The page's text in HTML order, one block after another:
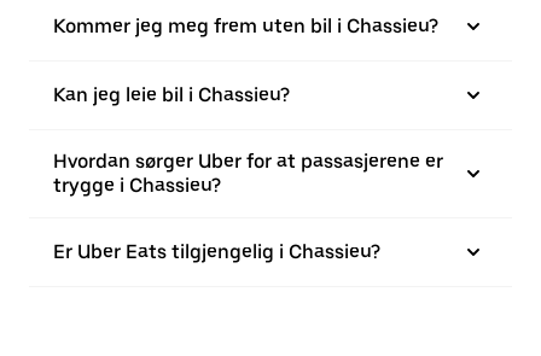
Kommer jeg meg frem uten bil i Chassieu?
Kan jeg leie bil i Chassieu?
Hvordan sørger Uber for at passasjerene er
trygge i Chassieu?
Er Uber Eats tilgjengelig i Chassieu?